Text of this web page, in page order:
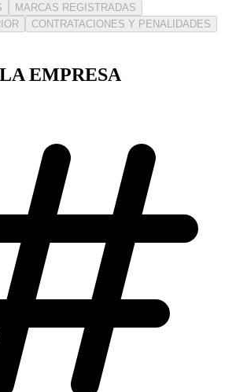
MARCAS REGISTRADAS
CONTRATACIONES Y PENALIDADES
EMPRESA